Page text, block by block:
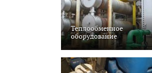
Теплообменное
оборудование